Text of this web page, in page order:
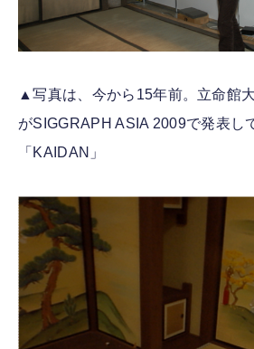
▲写真は、今から15年前。立命館
がSIGGRAPH ASIA 2009で発表し
「KAIDAN」